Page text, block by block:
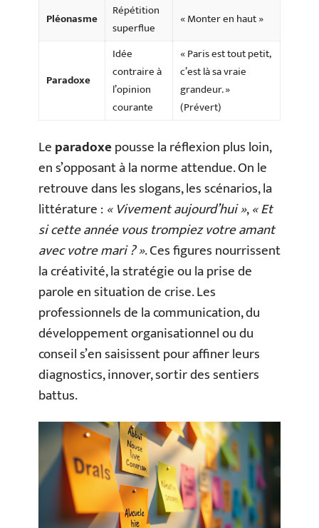
Pléonasme
Répétition
superflue
« Monter en haut »
Paradoxe
Idée
contraire à
l’opinion
courante
« Paris est tout petit,
c’est là sa vraie
grandeur. »
(Prévert)
Leparadoxepousse la réflexion plus loin,
en s’opposant à la norme attendue. On le
retrouve dans les slogans, les scénarios, la
littérature :« Vivement aujourd’hui »,« Et
si cette année vous trompiez votre amant
avec votre mari ? ». Ces figures nourrissent
la créativité, la stratégie ou la prise de
parole en situation de crise. Les
professionnels de la communication, du
développement organisationnel ou du
conseil s’en saisissent pour affiner leurs
diagnostics, innover, sortir des sentiers
battus.